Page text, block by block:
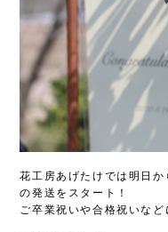
花工房あげたけでは明日か
の発送をスタート！
ご卒業祝いや合格祝いなど